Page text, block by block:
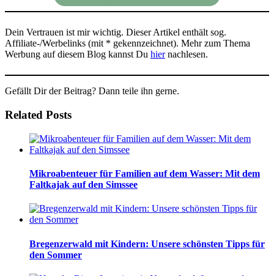
Dein Vertrauen ist mir wichtig. Dieser Artikel enthält sog.
Affiliate-/Werbelinks (mit * gekennzeichnet). Mehr zum Thema
Werbung auf diesem Blog kannst Du hiernachlesen.
Gefällt Dir der Beitrag? Dann teile ihn gerne.
Related Posts
Mikroabenteuer für Familien auf dem Wasser: Mit dem
Faltkajak auf den Simssee
Bregenzerwald mit Kindern: Unsere schönsten Tipps für
den Sommer